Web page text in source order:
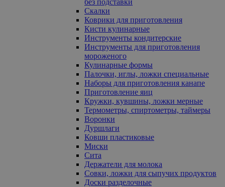
Скалки
Коврики для приготовления
Кисти кулинарные
Инструменты кондитерские
Инструменты для приготовления
мороженого
Кулинарные формы
Палочки, иглы, ложки специальные
Наборы для приготовления канапе
Приготовление яиц
Кружки, кувшины, ложки мерные
Термометры, спиртометры, таймеры
Воронки
Дуршлаги
Ковши пластиковые
Миски
Сита
Держатели для молока
Совки, ложки для сыпучих продуктов
Доски разделочные